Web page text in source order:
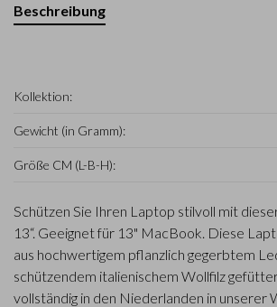
Beschreibung
Kollektion:
Gewicht (in Gramm):
Größe CM (L-B-H):
Schützen Sie Ihren Laptop stilvoll mit
13“. Geeignet für 13" MacBook. Diese
aus hochwertigem pflanzlich gegerbtem
schützendem italienischem Wollfilz
vollständig in den Niederlanden in unserer